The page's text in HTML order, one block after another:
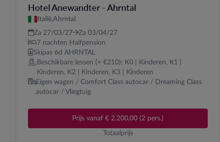
Hotel Anewandter - Ahrntal
Italië,Ahrntal
Za 27/03/27
Za 03/04/27
7 nachten Halfpension
Skipas 6d AHRNTAL
Beschikbare lessen (+ €210): K0 | Kinderen, K1 |
Kinderen, K2 | Kinderen, K3 | Kinderen
Eigen wagen / Comfort Class autocar / Dreaming Class
autocar / Vliegtuig
Prijs vanaf € 2.200,00 (2 pers.)
Totaalprijs